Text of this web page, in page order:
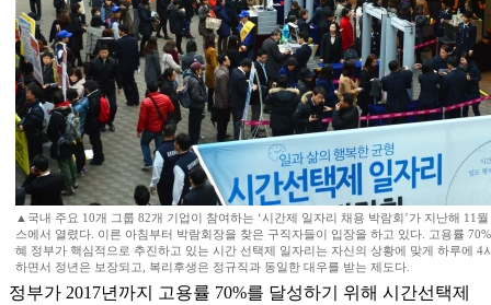
▲국내 주요 10개 그룹 82개 기업이 참여하는 ‘시간제 일자리 채용 박람회’가 지난해 11
스에서 열렸다. 이른 아침부터 박람회장을 찾은 구직자들이 입장을 하고 있다. 고용률
혜 정부가 핵심적으로 추진하고 있는 시간 선택제 일자리는 자신의 상황에 맞게 하루에 4
하면서 정년은 보장되고, 복리후생은 정규직과 동일한 대우를 받는 제도다.
정부가 2017년까지 고용률 70%를 달성하기 위해 시간선택제